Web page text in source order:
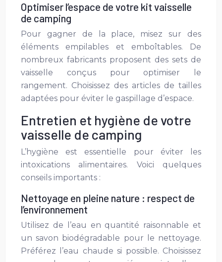
Optimiser l’espace de votre kit vaisselle
de camping
Pour gagner de la place, misez sur des
éléments empilables et emboîtables. De
nombreux fabricants proposent des sets de
vaisselle conçus pour optimiser le
rangement. Choisissez des articles de tailles
adaptées pour éviter le gaspillage d’espace.
Entretien et hygiène de votre
vaisselle de camping
L’hygiène est essentielle pour éviter les
intoxications alimentaires. Voici quelques
conseils importants :
Nettoyage en pleine nature : respect de
l’environnement
Utilisez de l’eau en quantité raisonnable et
un savon biodégradable pour le nettoyage.
Préférez l’eau chaude si possible. Choisissez